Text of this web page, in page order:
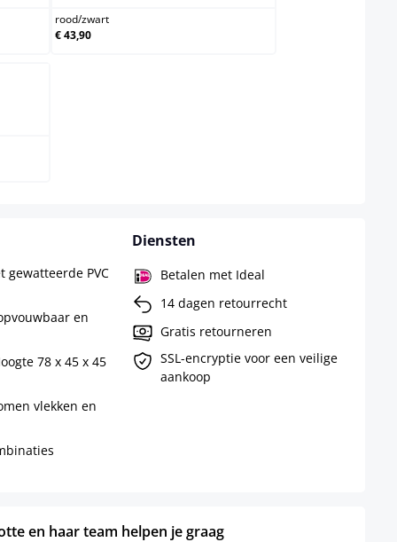
rood/zwart
€ 43,90
gewatteerde PVC
en
78 x 45 x 45
vlekken en
Diensten
Betalen met Ideal
14 dagen retourrecht
Gratis retourneren
SSL-encryptie voor een veilige
aankoop
en haar team helpen je graag